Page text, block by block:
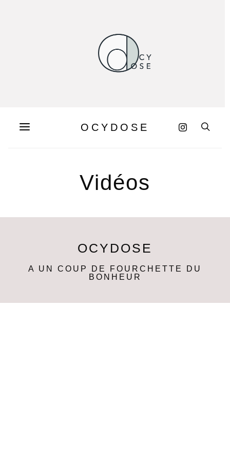
OCYDOSE
Vidéos
OCYDOSE
A UN COUP DE FOURCHETTE DU
BONHEUR